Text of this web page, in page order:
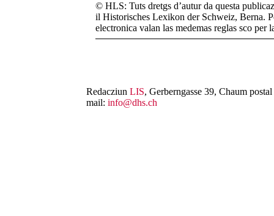
© HLS: Tuts dretgs d’autur da questa
il Historisches Lexikon der Schweiz, Berna.
electronica valan las medemas reglas sco per
Redacziun LIS, Gerberngasse 39, Chaum
mail: info@dhs.ch